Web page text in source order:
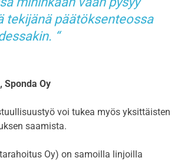
tekijänä päätöksenteossa
Sponda Oy
voi tukea myös yksittäisten
saamista.
Oy) on samoilla linjoilla